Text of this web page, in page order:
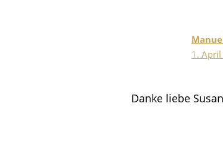
1.
Danke liebe